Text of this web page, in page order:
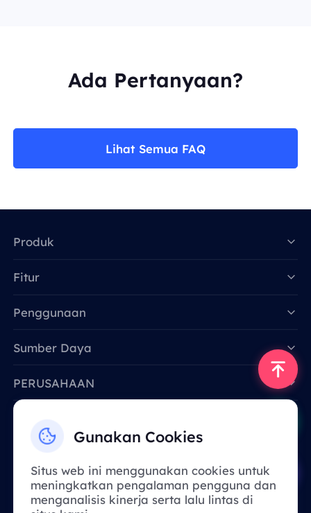
Ada Pertanyaan?
Lihat Semua FAQ
Gunakan Cookies
Situs web ini menggunakan cookies untuk
meningkatkan pengalaman pengguna dan
menganalisis kinerja serta lalu lintas di
Produk
Fitur
Penggunaan
Sumber Daya
PERUSAHAAN
Email: support@smartproxy.org
Indonesia